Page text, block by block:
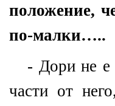
положение,
по-малки…..
- Дори не е
части от